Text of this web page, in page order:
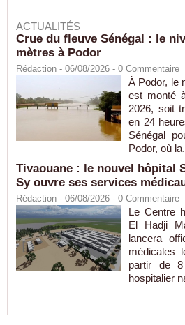
ACTUALITÉS
Crue du fleuve Sénégal : le
mètres à Podor
Rédaction - 06/08/2026 - 0 Commentaire
À Podor, le
est monté
2026, soit
en 24
Sénégal
Podor, où
Tivaouane : le nouvel hôpital
Sy ouvre ses services
Rédaction - 06/08/2026 - 0 Commentaire
Le Centre
El Hadji
lancera
médicales
partir de
hospitalier